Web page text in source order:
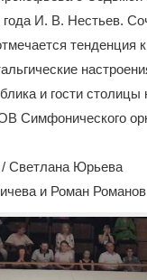
И. В. Нестьев.
и гости
Симфонического
Светлана Юрьева
и Роман Романов